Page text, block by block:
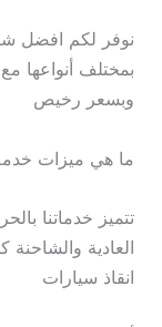
نوفر لكم افضل
بمختلف أنواعها
وبسعر رخيص
ما هي ميزات
تتميز خدماتنا
العادية
انقاذ سيارات